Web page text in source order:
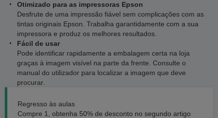
Otimizado para as impressoras Epson
Desfrute de uma impressão fiável sem complicações com as
tintas originais Epson. Trabalha garantidamente com a sua
impressora e produz os melhores resultados.
Fácil de usar
Pode identificar rapidamente a embalagem certa na loja
graças à imagem visível na parte da frente. Consulte o
manual do utilizador para localizar a imagem que deve
procurar.
Regresso às aulas
Compre 1, obtenha 50% de desconto no segundo artigo